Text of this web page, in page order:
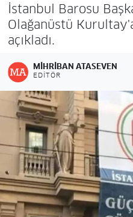
İstanbul Barosu
Olağanüstü
açıkladı.
MIHRIBAN ATASEVEN
EDITÖR